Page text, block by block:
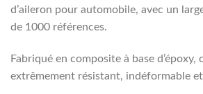
d’aileron pour automobile, avec un
de 1000 références.
Fabriqué en composite à base d’époxy,
extrêmement résistant, indéformable